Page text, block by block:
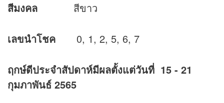
สีมงคล สีขาว
เลขนำโชค 0, 1, 2, 5, 6, 7
ฤกษ์ดีประจำสัปดาห์มีผลตั้งแต่วันที่ 15 - 21
กุมภาพันธ์ 2565